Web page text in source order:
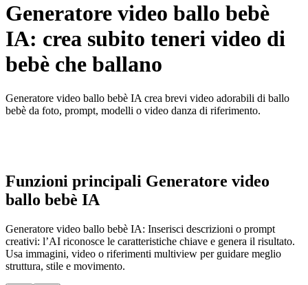
Generatore video ballo bebè
IA: crea subito teneri video di
bebè che ballano
Generatore video ballo bebè IA crea brevi video adorabili di ballo
bebè da foto, prompt, modelli o video danza di riferimento.
Funzioni principali Generatore video
ballo bebè IA
Generatore video ballo bebè IA: Inserisci descrizioni o prompt
creativi: l’AI riconosce le caratteristiche chiave e genera il risultato.
Usa immagini, video o riferimenti multiview per guidare meglio
struttura, stile e movimento.